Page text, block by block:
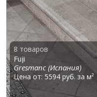
8 товаров
Fuji
Gresmanc (Испания)
Цена от: 5594 руб. за м²